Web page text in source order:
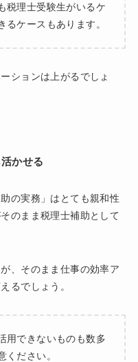
税理士受験生がいるケ
ケースもあります。
ションは上がるでしょ
かせる
の実務」はとても親和性
のまま税理士補助として
、そのまま仕事の効率ア
るでしょう。
用できないものも数多
ください。